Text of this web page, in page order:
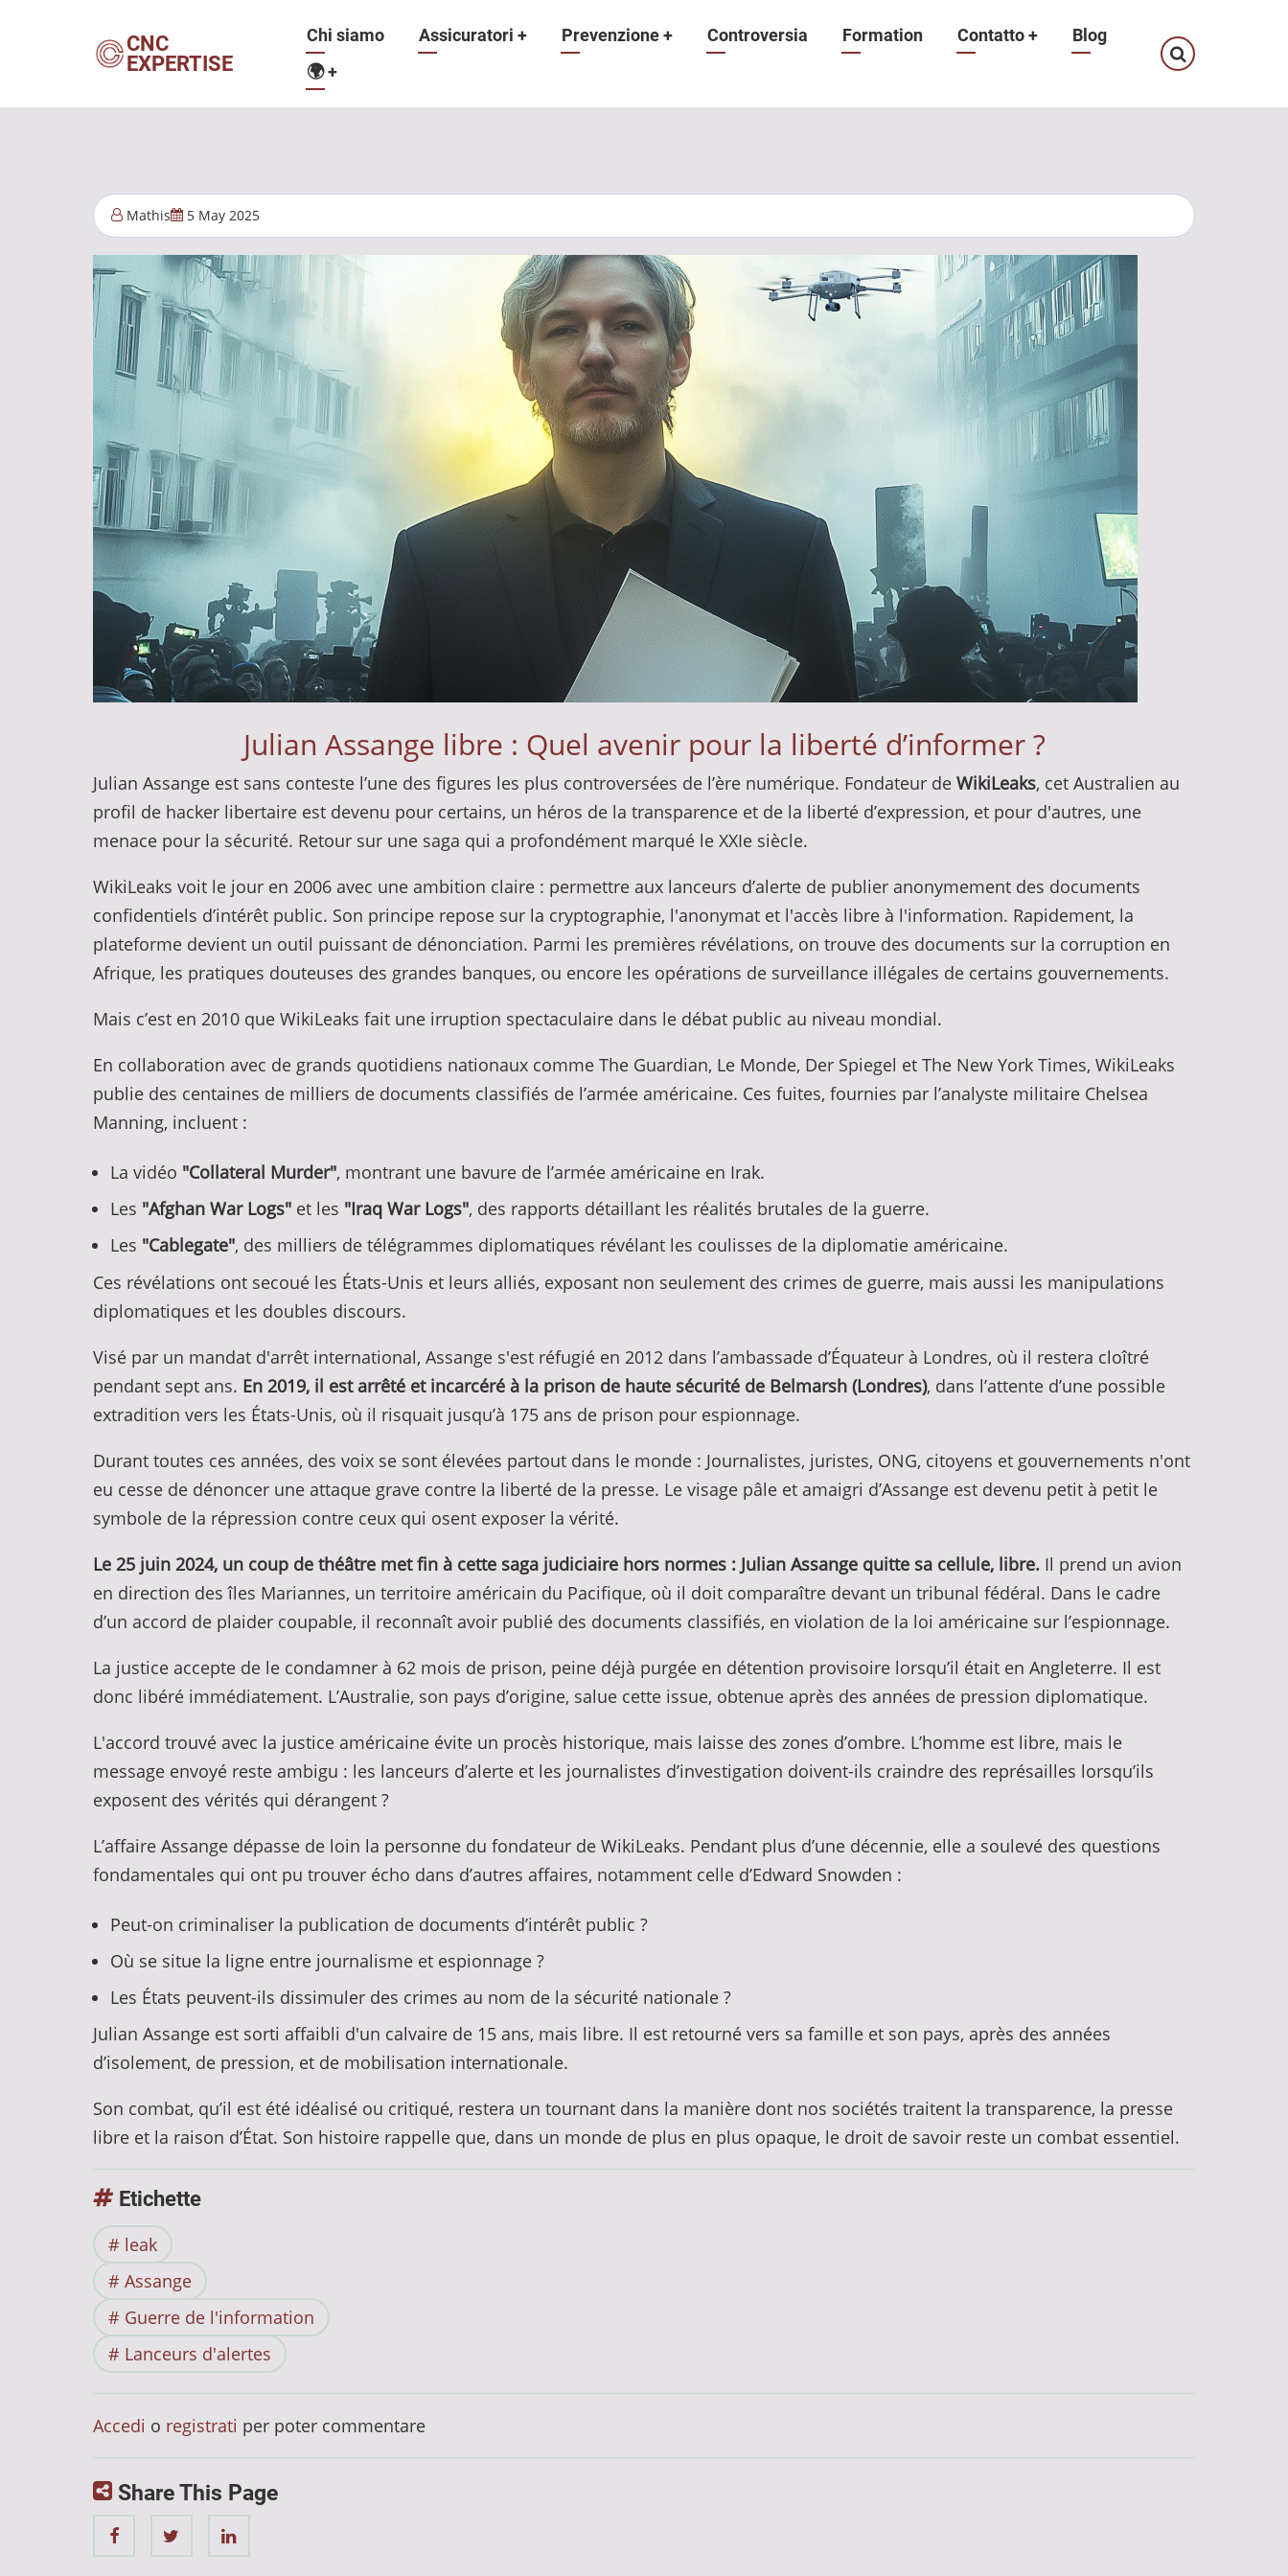
CNC
EXPERTISE
Navigazione
principale
Chi siamo Assicuratori + Prevenzione+ Controversia Formation Contatto+
Blog
🌍+
Mathis 5 May 2025
Julian Assange libre : Quel avenir pour la liberté d’informer ?
Julian Assange est sans conteste l’une des figures les plus controversées de l’ère numérique. Fondateur de WikiLeaks, cet Australien au
profil de hacker libertaire est devenu pour certains, un héros de la transparence et de la liberté d’expression, et pour d'autres, une
menace pour la sécurité. Retour sur une saga qui a profondément marqué le XXIe siècle.
WikiLeaks voit le jour en 2006 avec une ambition claire : permettre aux lanceurs d’alerte de publier anonymement des documents
confidentiels d’intérêt public. Son principe repose sur la cryptographie, l'anonymat et l'accès libre à l'information. Rapidement, la
plateforme devient un outil puissant de dénonciation. Parmi les premières révélations, on trouve des documents sur la corruption en
Afrique, les pratiques douteuses des grandes banques, ou encore les opérations de surveillance illégales de certains gouvernements.
Mais c’est en 2010 que WikiLeaks fait une irruption spectaculaire dans le débat public au niveau mondial.
En collaboration avec de grands quotidiens nationaux comme The Guardian, Le Monde, Der Spiegel et The New York Times, WikiLeaks
publie des centaines de milliers de documents classifiés de l’armée américaine. Ces fuites, fournies par l’analyste militaire Chelsea
Manning, incluent :
La vidéo "Collateral Murder", montrant une bavure de l’armée américaine en Irak.
Les "Afghan War Logs" et les "Iraq War Logs", des rapports détaillant les réalités brutales de la guerre.
Les "Cablegate", des milliers de télégrammes diplomatiques révélant les coulisses de la diplomatie américaine.
Ces révélations ont secoué les États-Unis et leurs alliés, exposant non seulement des crimes de guerre, mais aussi les manipulations
diplomatiques et les doubles discours.
Visé par un mandat d'arrêt international, Assange s'est réfugié en 2012 dans l’ambassade d’Équateur à Londres, où il restera cloîtré
pendant sept ans. En 2019, il est arrêté et incarcéré à la prison de haute sécurité de Belmarsh (Londres), dans l’attente d’une possible
extradition vers les États-Unis, où il risquait jusqu’à 175 ans de prison pour espionnage.
Durant toutes ces années, des voix se sont élevées partout dans le monde : Journalistes, juristes, ONG, citoyens et gouvernements n'ont
eu cesse de dénoncer une attaque grave contre la liberté de la presse. Le visage pâle et amaigri d’Assange est devenu petit à petit le
symbole de la répression contre ceux qui osent exposer la vérité.
Le 25 juin 2024, un coup de théâtre met fin à cette saga judiciaire hors normes : Julian Assange quitte sa cellule, libre. Il prend un avion
en direction des îles Mariannes, un territoire américain du Pacifique, où il doit comparaître devant un tribunal fédéral. Dans le cadre
d’un accord de plaider coupable, il reconnaît avoir publié des documents classifiés, en violation de la loi américaine sur l’espionnage.
La justice accepte de le condamner à 62 mois de prison, peine déjà purgée en détention provisoire lorsqu’il était en Angleterre. Il est
donc libéré immédiatement. L’Australie, son pays d’origine, salue cette issue, obtenue après des années de pression diplomatique.
L'accord trouvé avec la justice américaine évite un procès historique, mais laisse des zones d’ombre. L’homme est libre, mais le
message envoyé reste ambigu : les lanceurs d’alerte et les journalistes d’investigation doivent-ils craindre des représailles lorsqu’ils
exposent des vérités qui dérangent ?
L’affaire Assange dépasse de loin la personne du fondateur de WikiLeaks. Pendant plus d’une décennie, elle a soulevé des questions
fondamentales qui ont pu trouver écho dans d’autres affaires, notamment celle d’Edward Snowden :
Peut-on criminaliser la publication de documents d’intérêt public ?
Où se situe la ligne entre journalisme et espionnage ?
Les États peuvent-ils dissimuler des crimes au nom de la sécurité nationale ?
Julian Assange est sorti affaibli d'un calvaire de 15 ans, mais libre. Il est retourné vers sa famille et son pays, après des années
d’isolement, de pression, et de mobilisation internationale.
Son combat, qu’il est été idéalisé ou critiqué, restera un tournant dans la manière dont nos sociétés traitent la transparence, la presse
libre et la raison d’État. Son histoire rappelle que, dans un monde de plus en plus opaque, le droit de savoir reste un combat essentiel.
Etichette
leak
Assange
Guerre de l'information
Lanceurs d'alertes
Accedi o registrati per poter commentare
Share This Page